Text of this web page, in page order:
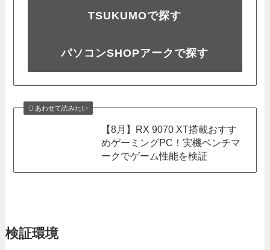
TSUKUMOで探す
パソコンSHOPアークで探す
あわせて読みたい
【8月】RX 9070 XT搭載おすす
めゲーミングPC！実機ベンチマ
ークでゲーム性能を検証
検証環境